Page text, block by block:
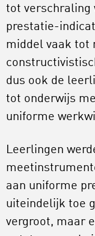
tot verschraling
prestatie-
middel vaak tot
dus ook de
tot onderwijs
uniforme
Leerlingen
aan uniforme
uiteindelijk toe
vergroot, maar